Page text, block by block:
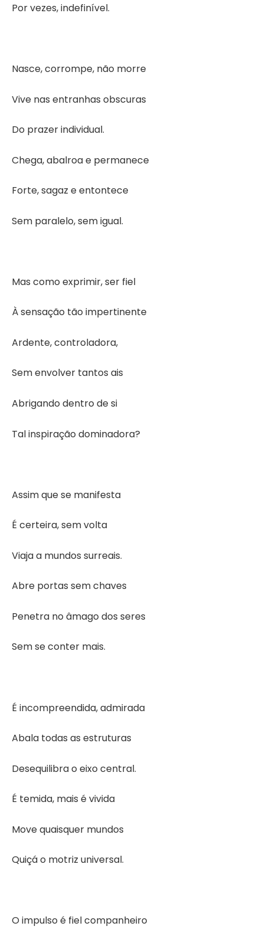
Por vezes, indefinível.
Nasce, corrompe, não morre
Vive nas entranhas obscuras
Do prazer individual.
Chega, abalroa e permanece
Forte, sagaz e entontece
Sem paralelo, sem igual.
Mas como exprimir, ser fiel
À sensação tão impertinente
Ardente, controladora,
Sem envolver tantos ais
Abrigando dentro de si
Tal inspiração dominadora?
Assim que se manifesta
É certeira, sem volta
Viaja a mundos surreais.
Abre portas sem chaves
Penetra no âmago dos seres
Sem se conter mais.
É incompreendida, admirada
Abala todas as estruturas
Desequilibra o eixo central.
É temida, mais é vivida
Move quaisquer mundos
Quiçá o motriz universal.
O impulso é fiel companheiro